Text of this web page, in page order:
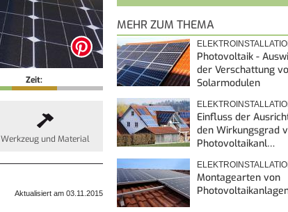
Zeit:
Werkzeug und Material
Aktualisiert am 03.11.2015
MEHR ZUM THEMA
Photovoltaik -
der Verschattung
Solarmodulen
Einfluss der
den Wirkungsgrad
Photovoltaikanl…
Montagearten von